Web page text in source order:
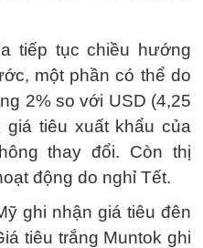
tiếp tục chiều hướng
một phần có thể do
2% so với USD (4,25
giá tiêu xuất khẩu của
thay đổi. Còn thị
động do nghỉ Tết.
ghi nhận giá tiêu đên
tiêu trắng Muntok ghi